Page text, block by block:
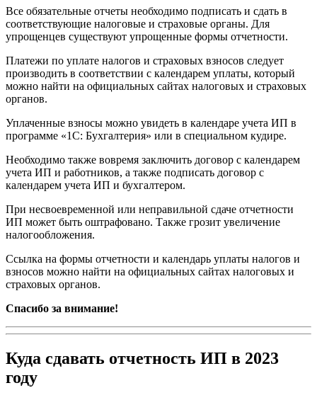
Все обязательные отчеты необходимо подписать и сдать в
соответствующие налоговые и страховые органы. Для
упрощенцев существуют упрощенные формы отчетности.
Платежи по уплате налогов и страховых взносов следует
производить в соответствии с календарем уплаты, который
можно найти на официальных сайтах налоговых и страховых
органов.
Уплаченные взносы можно увидеть в календаре учета ИП в
программе «1С: Бухгалтерия» или в специальном кудире.
Необходимо также вовремя заключить договор с календарем
учета ИП и работников, а также подписать договор с
календарем учета ИП и бухгалтером.
При несвоевременной или неправильной сдаче отчетности
ИП может быть оштрафовано. Также грозит увеличение
налогообложения.
Ссылка на формы отчетности и календарь уплаты налогов и
взносов можно найти на официальных сайтах налоговых и
страховых органов.
Спасибо за внимание!
Куда сдавать отчетность ИП в 2023
году